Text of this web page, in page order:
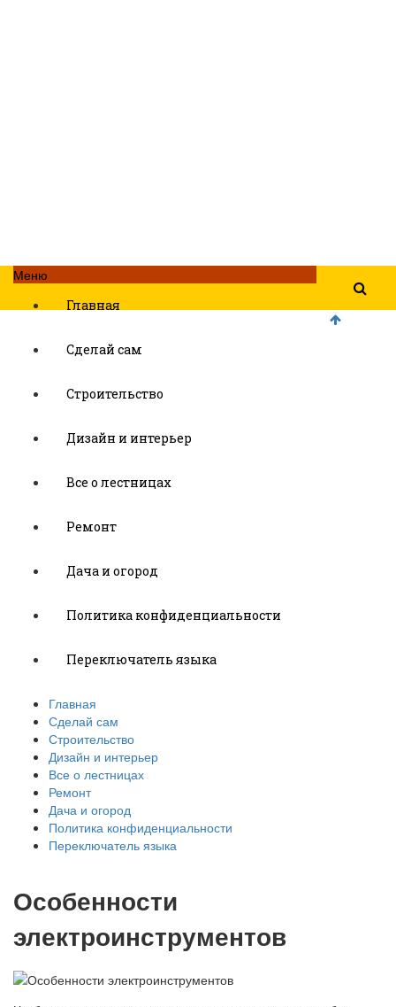
Меню
Главная
Сделай сам
Строительство
Дизайн и интерьер
Все о лестницах
Ремонт
Дача и огород
Политика конфиденциальности
Переключатель языка
Главная
Сделай сам
Строительство
Дизайн и интерьер
Все о лестницах
Ремонт
Дача и огород
Политика конфиденциальности
Переключатель языка
Особенности
электроинструментов